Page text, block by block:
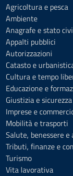
Agricoltura e pesca
Ambiente
Anagrafe e stato
Appalti pubblici
Autorizzazioni
Catasto e
Cultura e tempo
Educazione e
Giustizia e
Imprese e
Mobilità e trasporti
Salute, benessere e
Tributi, finanze e
Turismo
Vita lavorativa